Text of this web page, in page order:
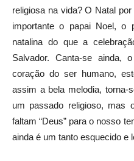
religiosa na vida? O Natal
importante o papai Noel, o
natalina do que a
Salvador. Canta-se ainda,
coração do ser humano,
assim a bela melodia, torna-
um passado religioso, mas
faltam “Deus” para o nosso
ainda é um tanto esquecido e